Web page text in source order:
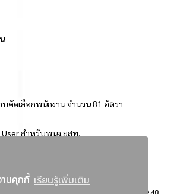
านคุกกี้ เรียนรู้เพิ่มเติม
คัดเลือกพนักงาน จำนวน 81 อัตรา
User สำหรับพนง.ยสท.